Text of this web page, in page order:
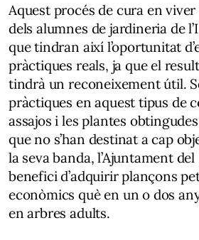
Aquest procés de cura en
dels alumnes de jardineria de
que tindran així l’oportunitat
pràctiques reals, ja que el
tindrà un reconeixement útil.
pràctiques en aquest tipus de
assajos i les plantes
que no s’han destinat a cap
la seva banda, l’Ajuntament
benefici d’adquirir plançons
econòmics què en un o dos
en arbres adults.